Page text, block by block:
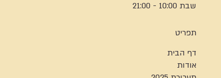
שבת 10:00 - 21:00
תפריט
דף הבית
אודות